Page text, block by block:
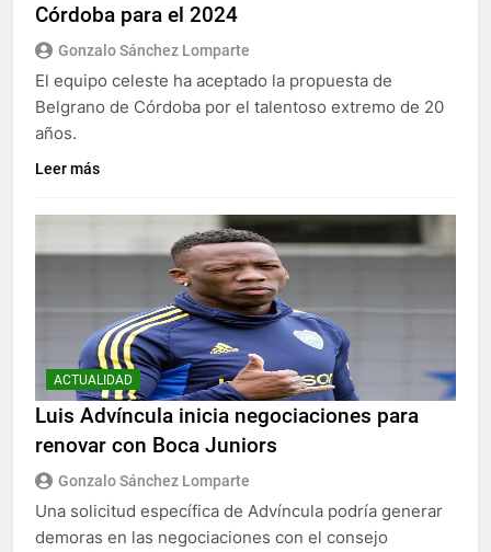
Córdoba para el 2024
Gonzalo Sánchez Lomparte
El equipo celeste ha aceptado la propuesta de
Belgrano de Córdoba por el talentoso extremo de 20
años.
Leer más
ACTUALIDAD
Luis Advíncula inicia negociaciones para
renovar con Boca Juniors
Gonzalo Sánchez Lomparte
Una solicitud específica de Advíncula podría generar
demoras en las negociaciones con el consejo